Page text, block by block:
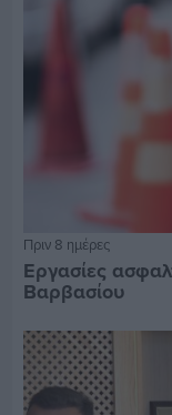
Πριν 8 ημέρες
Εργασίες
Βαρβασίου